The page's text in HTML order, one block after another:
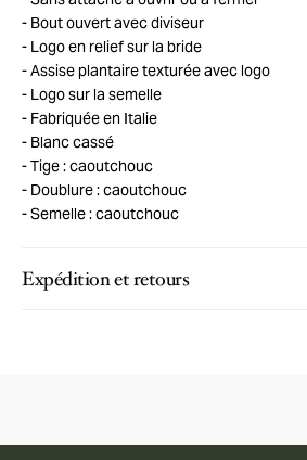
Bout ouvert avec diviseur
Logo en relief sur la bride
Assise plantaire texturée avec logo
Logo sur la semelle
Fabriquée en Italie
Blanc cassé
Tige : caoutchouc
Doublure : caoutchouc
Semelle : caoutchouc
Expédition et retours